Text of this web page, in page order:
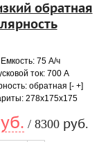
обратная
Емкость: 75 А/ч
ток: 700 А
обратная [- +]
278x175x175
/ 8300 руб.